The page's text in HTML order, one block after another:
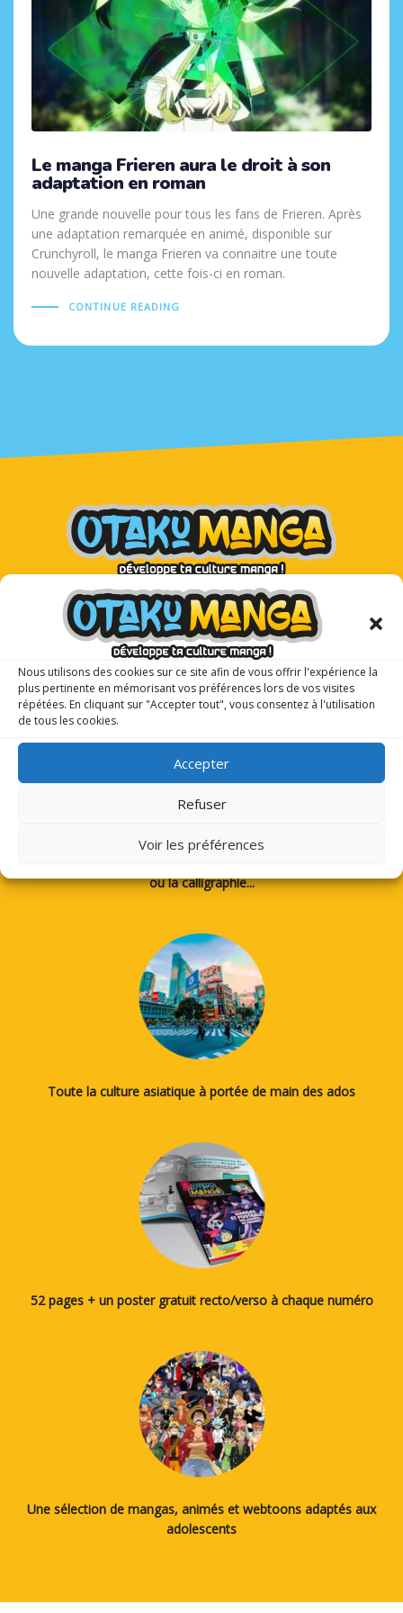
Nous utilisons des cookies sur ce site afin de vous offrir l'expérience la
plus pertinente en mémorisant vos préférences lors de vos visites
répétées. En cliquant sur "Accepter tout", vous consentez à l'utilisation
de tous les cookies.
Accepter
Refuser
Voir les préférences
Le manga Frieren aura le droit à son
adaptation en roman
Une grande nouvelle pour tous les fans de Frieren. Après
une adaptation remarquée en animé, disponible sur
Crunchyroll, le manga Frieren va connaitre une toute
nouvelle adaptation, cette fois-ci en roman.
CONTINUE READING
Otaku Manga : le premier
magazine manga pour les ados !
ou la calligraphie...
Toute la culture asiatique à portée de main des ados
52 pages + un poster gratuit recto/verso à chaque numéro
Une sélection de mangas, animés et webtoons adaptés aux
adolescents